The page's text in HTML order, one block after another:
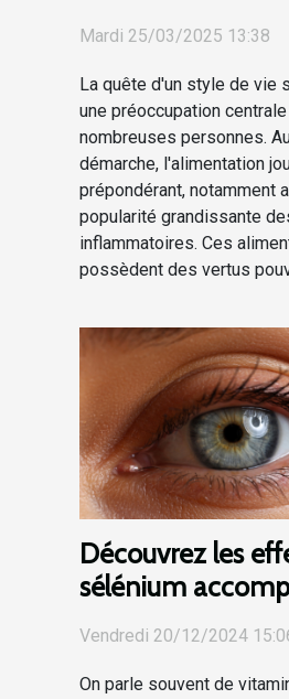
pour un bien-être
Mardi 25/03/2025 13:38
La quête d'un style de vie
une préoccupation
nombreuses personnes.
démarche, l'alimentation
prépondérant, notamment
popularité grandissante
inflammatoires. Ces
possèdent des vertus
Découvrez les
sélénium
zinc pour la santé
Vendredi 20/12/2024
On parle souvent de